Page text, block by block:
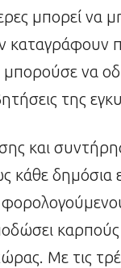
μπορεί να
καταγράφουν
να
της
και
κάθε
καρπούς
Με τις